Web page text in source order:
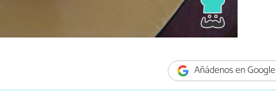
Añádenos en Google